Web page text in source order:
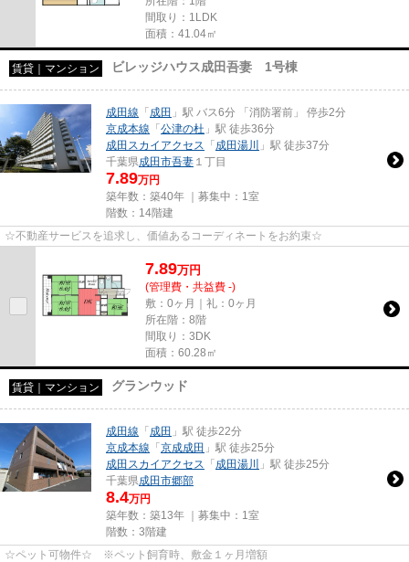
間取り：1LDK
面積：41.04㎡
賃貸｜マンション ビレッジハウス成田吾妻 1号棟
成田線 「成田 」駅 バス6分 「消防署前」 停歩2分
京成本線 「公津の杜 」駅 徒歩36分
成田スカイアクセス
「成田湯川
」駅 徒歩37分
千葉県成田市吾妻 １丁目
7.89万円
築年数：築40年 ｜募集中： 1室
階数：14階建
☆不動産サービスを追求し、価値あるコーディネートをお約束☆
7.89万円
(管理費・共益費 -)
敷：0ヶ月｜礼：0ヶ月
所在階：8階
間取り：3DK
面積：60.28㎡
賃貸｜マンション グランウッド
成田線 「成田 」駅 徒歩22分
京成本線 「京成成田 」駅 徒歩25分
成田スカイアクセス
「成田湯川
」駅 徒歩25分
千葉県成田市郷部
8.4万円
築年数：築13年 ｜募集中： 1室
階数：3階建
☆ペット可物件☆ ※ペット飼育時、敷金１ヶ月増額